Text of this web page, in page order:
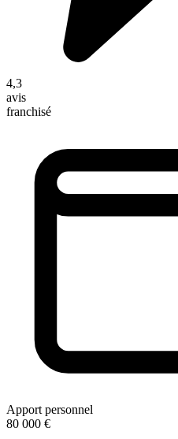
4,3
avis
franchisé
Apport personnel
80 000 €